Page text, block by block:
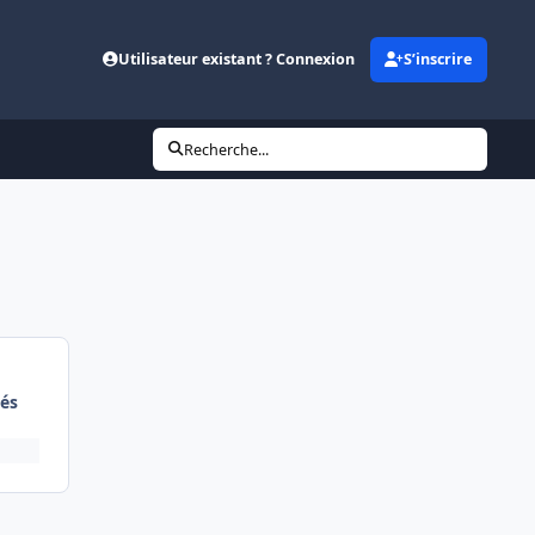
Utilisateur existant ? Connexion S’inscrire
Recherche...